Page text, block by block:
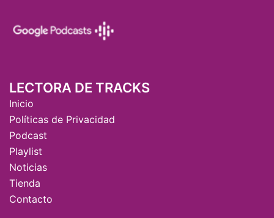
LECTORA DE TRACKS
Inicio
Políticas de Privacidad
Podcast
Playlist
Noticias
Tienda
Contacto